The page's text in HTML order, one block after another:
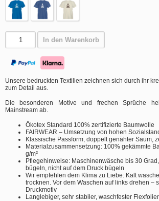
In den Warenkorb
Unsere bedruckten Textilien zeichnen sich durch ihr
zum Detail aus.
Die besonderen Motive und frechen Sprüche
Mainstream ab.
Ökotex Standard 100% zertifizierte Baumwolle
FAIRWEAR – Umsetzung von hohen
Klassische Passform, doppelt genähter Saum,
Materialzusammensetzung: 100% gekämmte
g/m²
Pflegehinweise: Maschinenwäsche bis 30
bügeln, nicht auf dem Druck bügeln
Wir empfehlen dem Klima zu Liebe: Kalt
trocknen. Vor dem Waschen auf links drehen –
Druckmotiv
Langlebiger, sehr stabiler, waschfester